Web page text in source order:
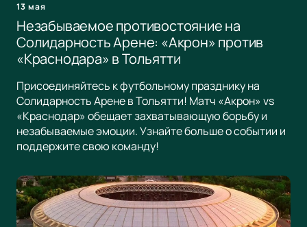
13 мая
Незабываемое противостояние на
Солидарность Арене: «Акрон» против
«Краснодара» в Тольятти
Присоединяйтесь к футбольному празднику на
Солидарность Арене в Тольятти! Матч «Акрон» vs
«Краснодар» обещает захватывающую борьбу и
незабываемые эмоции. Узнайте больше о событии и
поддержите свою команду!